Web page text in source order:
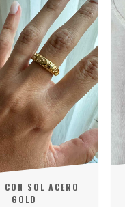
CON SOL ACERO
GOLD